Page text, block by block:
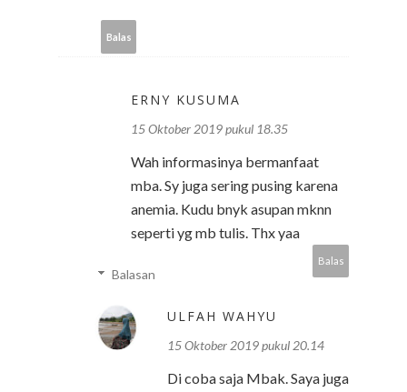
Balas
ERNY KUSUMA
15 Oktober 2019 pukul 18.35
Wah informasinya bermanfaat
mba. Sy juga sering pusing karena
anemia. Kudu bnyk asupan mknn
seperti yg mb tulis. Thx yaa
Balas
Balasan
ULFAH WAHYU
15 Oktober 2019 pukul 20.14
Di coba saja Mbak. Saya juga